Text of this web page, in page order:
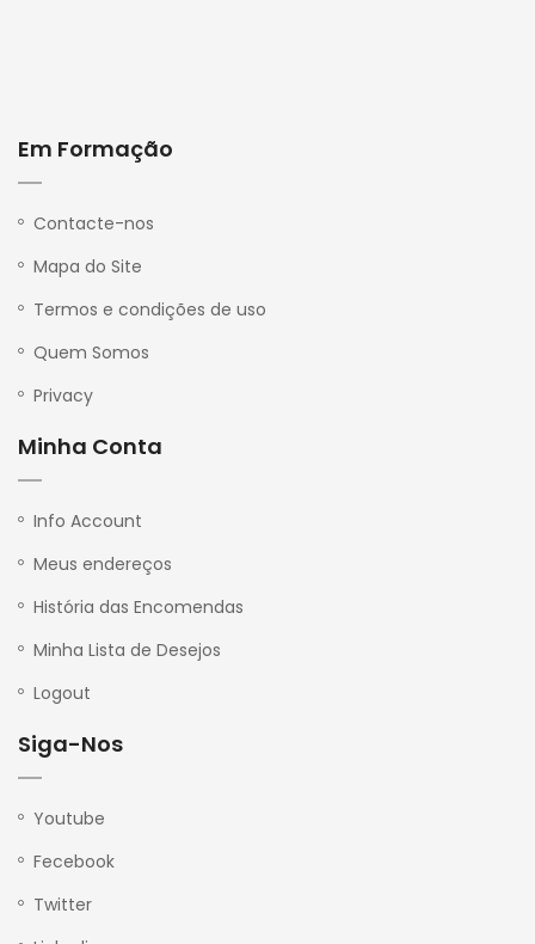
Em Formação
Contacte-nos
Mapa do Site
Termos e condições de uso
Quem Somos
Privacy
Minha Conta
Info Account
Meus endereços
História das Encomendas
Minha Lista de Desejos
Logout
Siga-Nos
Youtube
Fecebook
Twitter